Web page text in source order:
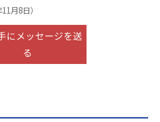
11月8日）
にメッセージを送
る